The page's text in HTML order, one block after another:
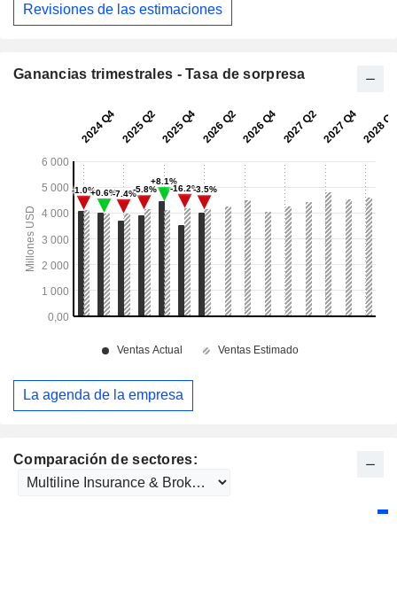
Comparación de sectores:
Revisiones de las estimaciones
Ganancias trimestrales - Tasa de sorpresa
La agenda de la empresa